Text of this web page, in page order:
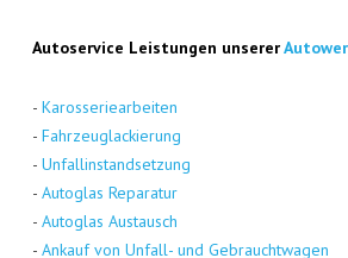
Auto­ser­vice Leis­tun­gen unse­rer
- Karos­se­rie­ar­bei­ten
- Fahr­zeug­la­ckie­rung
- Unfall­in­stand­set­zung
- Auto­glas Repa­ra­tur
- Auto­glas Aus­tausch
- Ankauf von Unfall- und Gebraucht­wa­gen